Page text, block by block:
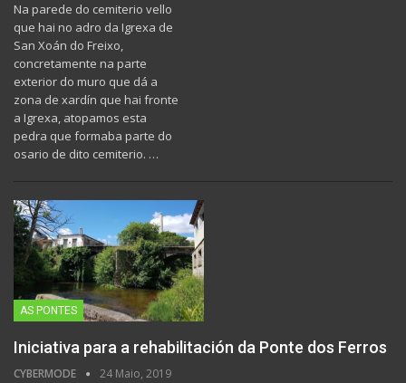
Na parede do cemiterio vello
que hai no adro da Igrexa de
San Xoán do Freixo,
concretamente na parte
exterior do muro que dá a
zona de xardín que hai fronte
a Igrexa, atopamos esta
pedra que formaba parte do
osario de dito cemiterio. …
AS PONTES
Iniciativa para a rehabilitación da Ponte dos Ferros
CYBERMODE 24 Maio, 2019